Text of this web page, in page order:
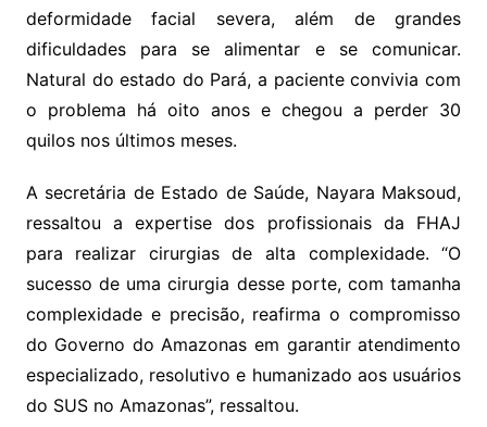
deformidade facial severa, além de grandes
dificuldades para se alimentar e se comunicar.
Natural do estado do Pará, a paciente convivia com
o problema há oito anos e chegou a perder 30
quilos nos últimos meses.
A secretária de Estado de Saúde, Nayara Maksoud,
ressaltou a expertise dos profissionais da FHAJ
para realizar cirurgias de alta complexidade. “O
sucesso de uma cirurgia desse porte, com tamanha
complexidade e precisão, reafirma o compromisso
do Governo do Amazonas em garantir atendimento
especializado, resolutivo e humanizado aos usuários
do SUS no Amazonas”, ressaltou.